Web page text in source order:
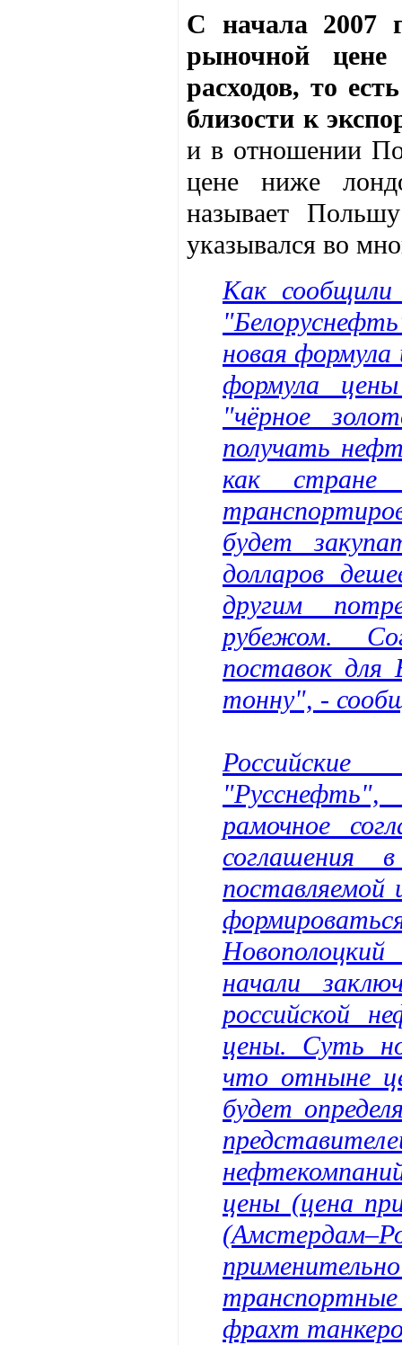
С начала 2007
рыночной
расходов, то
близости к
и в отношении
цене ниже
называет
указывался во
Как сообщили
новая
формула
"чёрное
получать
как
будет
долларов
другим
рубежом.
поставок для
тонну", -
рамочное
поставляемой
начали
российской
цены. Суть
что отныне
будет
цены (цена
фрахт